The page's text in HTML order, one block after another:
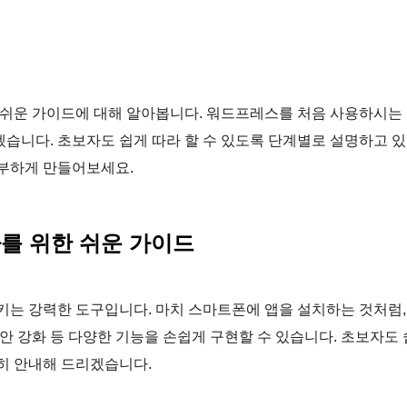
운 가이드에 대해 알아봅니다. 워드프레스를 처음 사용하시는
니다. 초보자도 쉽게 따라 할 수 있도록 단계별로 설명하고
하게 만들어보세요.
위한 쉬운 가이드
강력한 도구입니다. 마치 스마트폰에 앱을 설치하는 것처럼
강화 등 다양한 기능을 손쉽게 구현할 수 있습니다. 초보자도
안내해 드리겠습니다.